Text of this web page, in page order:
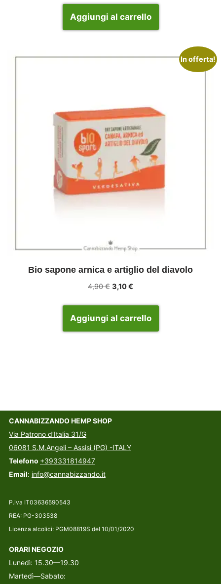
Aggiungi al carrello
In offerta!
Bio sapone arnica e artiglio del diavolo
4,90€ 3,10€
Aggiungi al carrello
CANNABIZZANDO HEMP SHOP
Via Patrono d’Italia 31/G
06081 S.M.Angeli – Assisi (PG) -ITALY
Telefono +393331814947
Email: info@cannabizzando.it
P.iva IT03636590543
REA: PG-303538
Licenza alcolici: PGM08819S del 10/01/2020
ORARI NEGOZIO
Lunedì: 15.30—19.30
Martedì—Sabato: